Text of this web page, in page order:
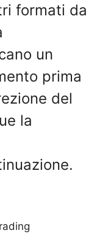
formati da
un
prima
del
la